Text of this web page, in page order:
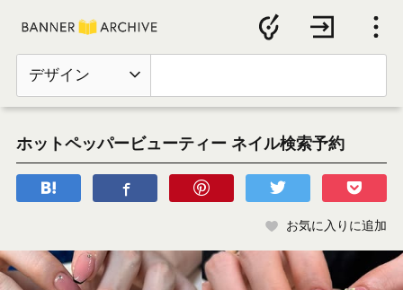
デザイン
ホットペッパービューティー ネイル検索予約
お気に入りに追加